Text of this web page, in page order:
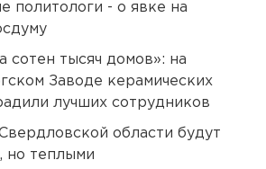
политологи - о явке на
сотен тысяч домов»: на
Заводе керамических
лучших сотрудников
области будут
но теплыми